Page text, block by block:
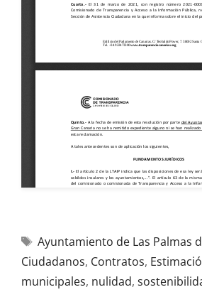
Ayuntamiento de Las Palmas
Ciudadanos, Contratos,
municipales, nulidad,